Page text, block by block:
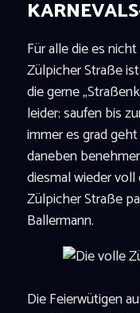
Für alle die es
Zülpicher Straße
die gerne
leider: saufen bis
immer es grad
daneben
diesmal wieder voll
Zülpicher Straße
Ballermann.
Die Feierwütigen